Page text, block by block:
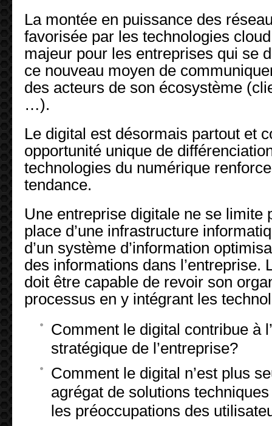
La montée en puissance des
favorisée par les technologies
majeur pour les entreprises qui se
ce nouveau moyen de
des acteurs de son écosystème
…).
Le digital est désormais partout et
opportunité unique de
technologies du numérique
tendance.
Une entreprise digitale ne se limite
place d’une infrastructure
d’un système d’information
des informations dans l’entreprise.
doit être capable de revoir son
processus en y intégrant les
Comment le digital contribue à
stratégique de l’entreprise?
Comment le digital n’est plus
agrégat de solutions
les préoccupations des